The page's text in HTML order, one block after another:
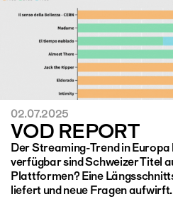
02.07.2025
VOD REPORT
Der Streaming-Trend in Europa
verfügbar sind Schweizer Titel
Plattformen? Eine
liefert und neue Fragen aufwirft.